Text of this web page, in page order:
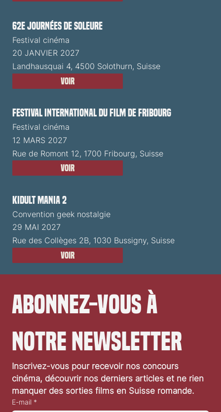
62e Journées de Soleure
Festival cinéma
20 JANVIER 2027
Landhausquai 4, 4500 Solothurn, Suisse
Voir
Festival International du Film de Fribourg
Festival cinéma
12 MARS 2027
Rue de Romont 12, 1700 Fribourg, Suisse
Voir
Kidult Mania 2
Convention geek nostalgie
29 MAI 2027
Rue des Collèges 2B, 1030 Bussigny, Suisse
Voir
Abonnez-vous à
notre newsletter
Inscrivez-vous pour recevoir nos concours
cinéma, découvrir nos derniers articles et ne rien
manquer des sorties films en Suisse romande.
E-mail *